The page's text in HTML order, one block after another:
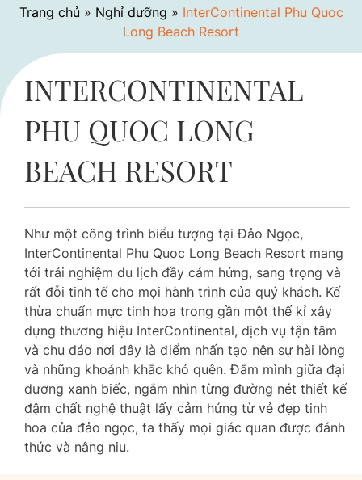
Trang chủ » Nghỉ dưỡng » InterContinental Phu Quoc
Long Beach Resort
INTERCONTINENTAL
PHU QUOC LONG
BEACH RESORT
Như một công trình biểu tượng tại Đảo Ngọc,
InterContinental Phu Quoc Long Beach Resort mang
tới trải nghiệm du lịch đầy cảm hứng, sang trọng và
rất đỗi tinh tế cho mọi hành trình của quý khách. Kế
thừa chuẩn mực tinh hoa trong gần một thế kỉ xây
dựng thương hiệu InterContinental, dịch vụ tận tâm
và chu đáo nơi đây là điểm nhấn tạo nên sự hài lòng
và những khoảnh khắc khó quên. Đắm mình giữa đại
dương xanh biếc, ngắm nhìn từng đường nét thiết kế
đậm chất nghệ thuật lấy cảm hứng từ vẻ đẹp tinh
hoa của đảo ngọc, ta thấy mọi giác quan được đánh
thức và nâng niu.